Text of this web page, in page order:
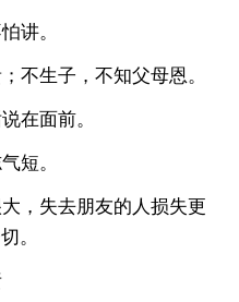
讲。
不生子，不知父母恩。
在面前。
短。
，失去朋友的人损失更
。